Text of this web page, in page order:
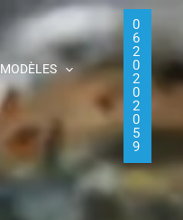
MODÈLES
0
6
2
0
2
0
2
0
5
9